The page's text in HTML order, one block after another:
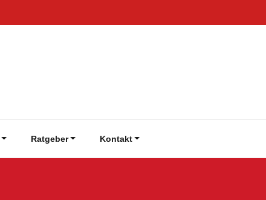
Ratgeber Kontakt